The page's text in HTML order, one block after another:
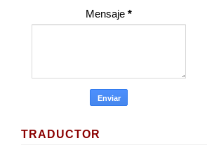
Mensaje *
TRADUCTOR